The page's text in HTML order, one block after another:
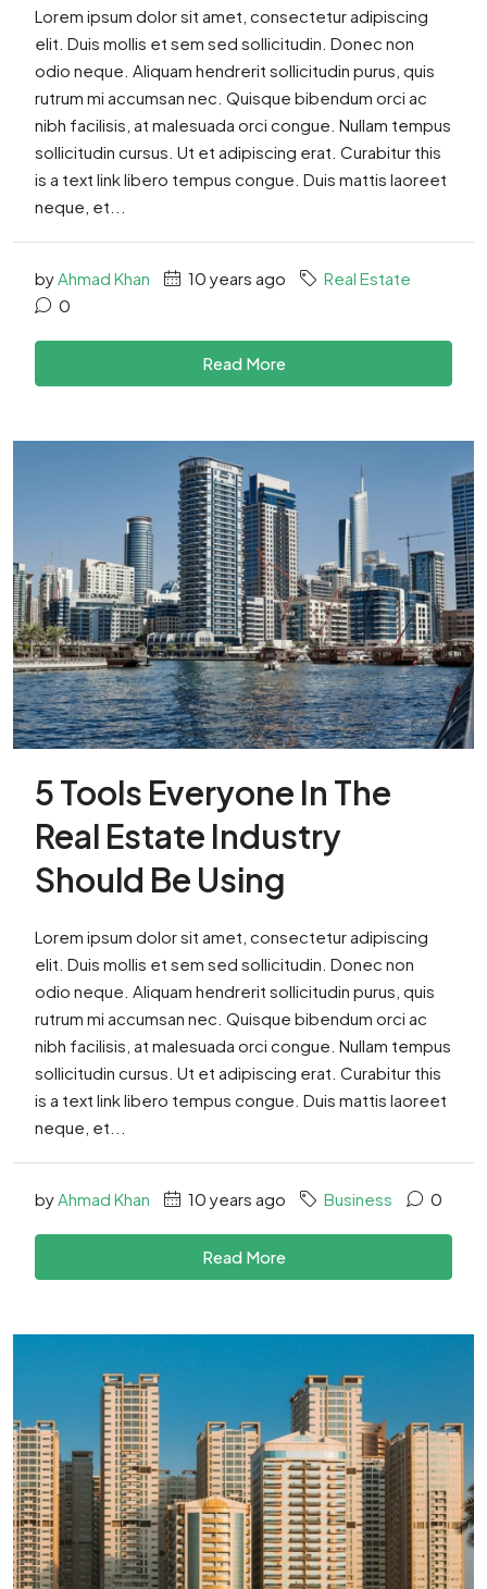
Lorem ipsum dolor sit amet, consectetur adipiscing
elit. Duis mollis et sem sed sollicitudin. Donec non
odio neque. Aliquam hendrerit sollicitudin purus, quis
rutrum mi accumsan nec. Quisque bibendum orci ac
nibh facilisis, at malesuada orci congue. Nullam tempus
sollicitudin cursus. Ut et adipiscing erat. Curabitur this
is a text link libero tempus congue. Duis mattis laoreet
neque, et...
byAhmad Khan 10 years ago
Real Estate
0
Read More
5 Tools Everyone In The
Real Estate Industry
Should Be Using
Lorem ipsum dolor sit amet, consectetur adipiscing
elit. Duis mollis et sem sed sollicitudin. Donec non
odio neque. Aliquam hendrerit sollicitudin purus, quis
rutrum mi accumsan nec. Quisque bibendum orci ac
nibh facilisis, at malesuada orci congue. Nullam tempus
sollicitudin cursus. Ut et adipiscing erat. Curabitur this
is a text link libero tempus congue. Duis mattis laoreet
neque, et...
byAhmad Khan 10 years ago Business 0
Read More